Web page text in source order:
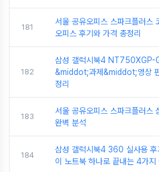
181
서울 공유오피스 스파크플러스
오피스 후기와 가격 총정리
182
삼성 갤럭시북4 NT750XGP-
&middot;과제&middot;영상
정리
183
서울 공유오피스 스파크플러스
완벽 분석
184
삼성 갤럭시북4 360 실사용 후
이 노트북 하나로 끝내는 4가지